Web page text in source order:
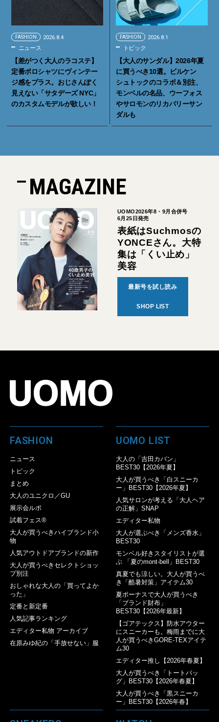
FASHION 2026.8.4
ニュース
【差がつく大人のラコステ】
定番ポロシャツにヴィンテー
ジ感をプラス。おじさんぽく
見えない「サタデーズ NYC」
のカスタムモデルが欲しい！
FASHION 2026.8.1
トピック
【大人のサンダル】2026年夏
に買うべき10選。ビルケン
シュトックのコラボ＆別注、
モンベルの名品、ウーフォス
やサロモンのリカバリーサン
ダルも
MAGAZINE
UOMO2026年8・9月合併号
6月25日発売
表紙はSuchmosの
YONCEさん。大特
集は「くい止め」
美容
最新号を試し読み
SHOP LIST
FASHION
ニュース
トピック
まとめ
大人のユニクロ／GU
展示会ルポ
試着フェス®︎
大人が買うべきハイブランド小
物
人気アウトドアブランドの新作
大人が買うべきセレクトショッ
プ別注
おしゃれな大人の「買ってよか
った」
定番と新定番
人気記事ランキング
エディター私物 アーカイブ
在原みゆ紀の「手放せない」服
UOMO LIST
大人の「吉田カバン」
BEST30【2026年夏】
大人が買うべき「白スニーカ
ー」BEST30【2026年夏】
人気サロンが考える「大人ヘア
の正解」SNAP
エディター私物
大人が選ぶべき「メンズ香水」
BEST30
モンベル好きスタイリストが選
ぶ 「夏のmont-bell」BEST30
真夏でも涼しい。大人が買うべ
き「酷暑対策」アイテム30
夏ボーナスで大人が買うべき
「ブランド財布」
BEST30【2026年最新】
【ゴアテックス】防水アウター
にスニーカーも。梅雨までに大
人が買うべきGORE-TEXアイテ
ム30
エディター推し【2026年春夏】
大人が買うべき「トートバッ
グ」BEST30【2026年春夏】
大人が買うべき「黒スニーカ
ー」BEST30【2026年春】